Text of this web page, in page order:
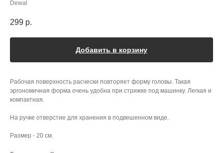
Dewal
299 р.
Добавить в корзину
Рабочая поверхность расчески повторяет форму головы. Такая
эргономичная форма очень удобна при стрижке под машинку. Легкая и
компактная.
На ручке отверстие для хранения в подвешенном виде.
Размер - 20 см.